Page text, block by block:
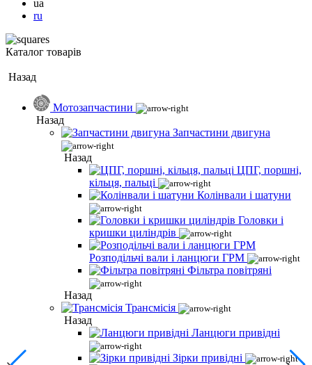
ua
ru
Каталог товарів
Назад
Мотозапчастини
Назад
Запчастини двигуна
Назад
ЦПГ, поршні,
кільця, пальці
Колінвали і шатуни
Головки і
кришки циліндрів
Розподільчі вали і ланцюги ГРМ
Фільтра повітряні
Назад
Трансмісія
Назад
Ланцюги привідні
Зірки привідні